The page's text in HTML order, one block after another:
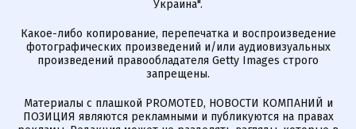
Украина".
Какое-либо копирование, перепечатка и воспроизведение
фотографических произведений и/или аудиовизуальных
произведений правообладателя Getty Images строго
запрещены.
Материалы с плашкой PROMOTED, НОВОСТИ КОМПАНИЙ и
ПОЗИЦИЯ являются рекламными и публикуются на правах